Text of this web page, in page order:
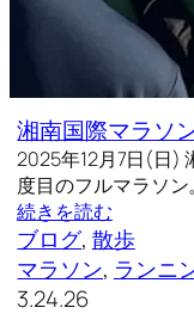
湘南国際マラソ
2025年12月7日(日)
度目のフルマラソ
続きを読む
ブログ, 散歩
マラソン, ランニ
3.24.26